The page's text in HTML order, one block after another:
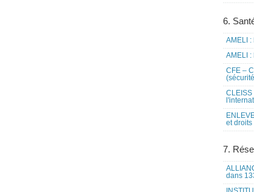
6.
AMELI
AMELI
CFE –
et droits
7.
dans